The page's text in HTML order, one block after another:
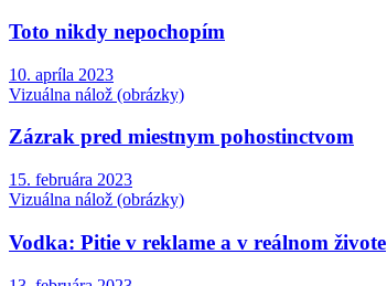
Toto nikdy nepochopím
10. apríla 2023
Vizuálna nálož (obrázky)
Zázrak pred miestnym pohostinctvom
15. februára 2023
Vizuálna nálož (obrázky)
Vodka: Pitie v reklame a v reálnom živote